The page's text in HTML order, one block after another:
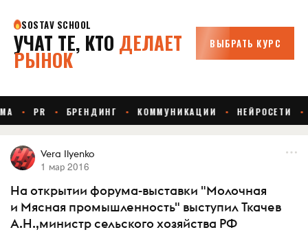
Vera Ilyenko
1 мар 2016
На открытии форума-выставки "Молочная
и Мясная промышленность" выступил Ткачев
А.Н.,министр сельского хозяйства РФ